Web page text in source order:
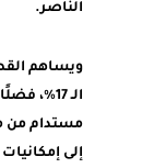
الناصر.
ويساهم
الـ
مستدام من
إلى